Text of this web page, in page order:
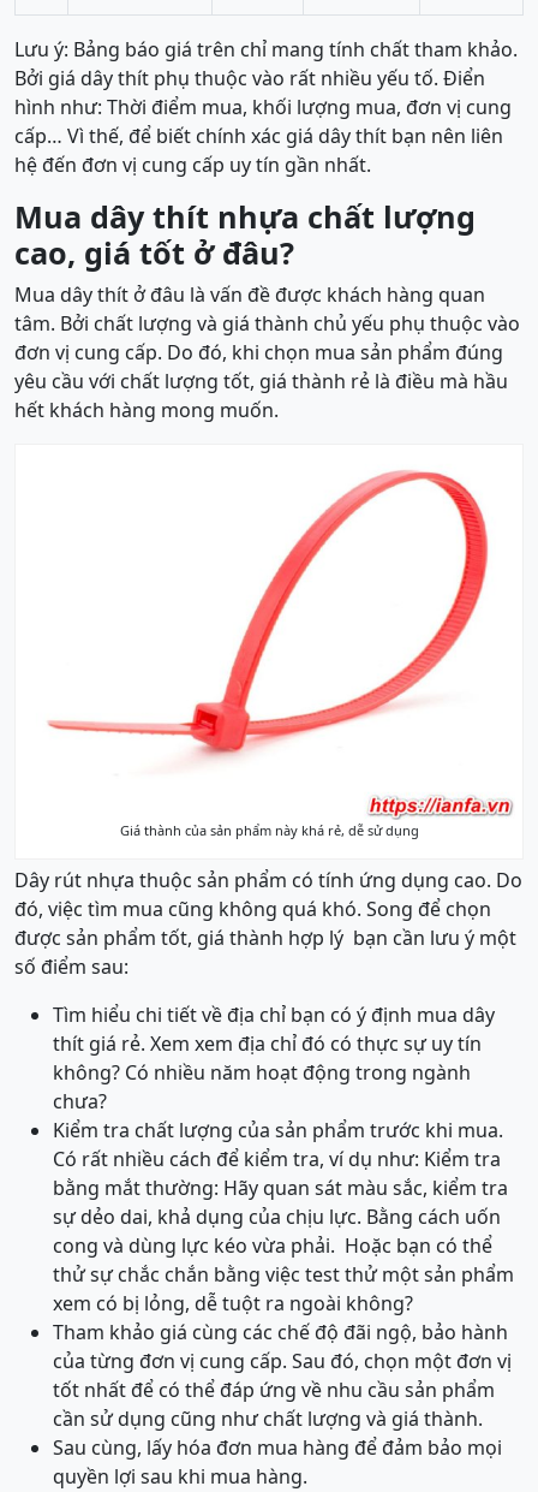
Lưu ý: Bảng báo giá trên chỉ mang tính chất tham khảo.
Bởi giá dây thít phụ thuộc vào rất nhiều yếu tố. Điển
hình như: Thời điểm mua, khối lượng mua, đơn vị cung
cấp… Vì thế, để biết chính xác giá dây thít bạn nên liên
hệ đến đơn vị cung cấp uy tín gần nhất.
Mua dây thít nhựa chất lượng
cao, giá tốt ở đâu?
Mua dây thít ở đâu là vấn đề được khách hàng quan
tâm. Bởi chất lượng và giá thành chủ yếu phụ thuộc vào
đơn vị cung cấp. Do đó, khi chọn mua sản phẩm đúng
yêu cầu với chất lượng tốt, giá thành rẻ là điều mà hầu
hết khách hàng mong muốn.
Giá thành của sản phẩm này khá rẻ, dễ sử dụng
Dây rút nhựa thuộc sản phẩm có tính ứng dụng cao. Do
đó, việc tìm mua cũng không quá khó. Song để chọn
được sản phẩm tốt, giá thành hợp lý bạn cần lưu ý một
số điểm sau:
Tìm hiểu chi tiết về địa chỉ bạn có ý định mua dây
thít giá rẻ. Xem xem địa chỉ đó có thực sự uy tín
không? Có nhiều năm hoạt động trong ngành
chưa?
Kiểm tra chất lượng của sản phẩm trước khi mua.
Có rất nhiều cách để kiểm tra, ví dụ như: Kiểm tra
bằng mắt thường: Hãy quan sát màu sắc, kiểm tra
sự dẻo dai, khả dụng của chịu lực. Bằng cách uốn
cong và dùng lực kéo vừa phải. Hoặc bạn có thể
thử sự chắc chắn bằng việc test thử một sản phẩm
xem có bị lỏng, dễ tuột ra ngoài không?
Tham khảo giá cùng các chế độ đãi ngộ, bảo hành
của từng đơn vị cung cấp. Sau đó, chọn một đơn vị
tốt nhất để có thể đáp ứng về nhu cầu sản phẩm
cần sử dụng cũng như chất lượng và giá thành.
Sau cùng, lấy hóa đơn mua hàng để đảm bảo mọi
quyền lợi sau khi mua hàng.